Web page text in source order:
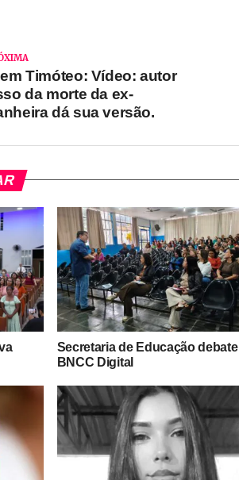
Timóteo: Vídeo: autor
da morte da ex-
dá sua versão.
Secretaria de Educação debate
BNCC Digital